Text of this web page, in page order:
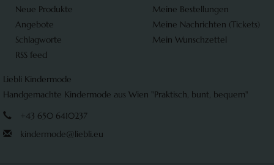
Neue Produkte
Angebote
Schlagworte
RSS feed
Meine Bestellungen
Meine Nachrichten (Tickets)
Mein Wunschzettel
Liebli Kindermode
Handgemachte Kindermode aus Wien "Praktisch, bunt, bequem"
+43 650 6410237
kindermode@liebli.eu